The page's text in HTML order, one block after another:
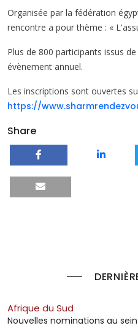
Organisée par la fédération
rencontre a pour thème : «
Plus de 800 participants issus
évènement annuel.
Les inscriptions sont ouvertes
https://
Share
Afrique du Sud
Nouvelles nominations au